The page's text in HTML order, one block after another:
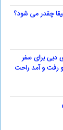
چقدر می شود؟
دبی برای سفر
رفت و آمد راحت